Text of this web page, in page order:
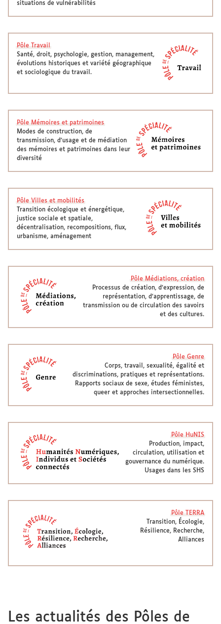
situations de vulnérabilités
Pôle Travail
Santé, droit, psychologie, gestion, management,
évolutions historiques et variété géographique
et sociologique du travail.
Pôle Mémoires et patrimoines
Modes de construction, de
transmission, d’usage et de médiation
des mémoires et patrimoines dans leur
diversité
Pôle Villes et mobilités
Transition écologique et énergétique,
justice sociale et spatiale,
décentralisation, recompositions, flux,
urbanisme, aménagement
Pôle Médiations, création
Processus de création, d’expression, de
représentation, d’apprentissage, de
transmission ou de circulation des savoirs
et des cultures.
Pôle Genre
Corps, travail, sexualité, égalité et
discriminations, pratiques et représentations.
Rapports sociaux de sexe, études féministes,
queer et approches intersectionnelles.
Pôle HuNIS
Production, impact,
circulation, utilisation et
gouvernance du numérique.
Usages dans les SHS
Pôle TERRA
Transition, Écologie,
Résilience, Recherche,
Alliances
Les actualités des Pôles de